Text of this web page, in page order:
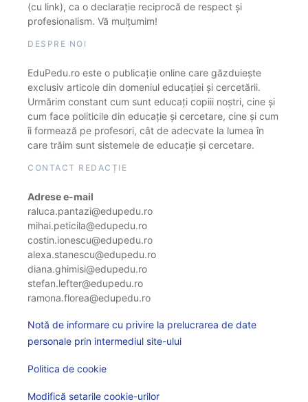
(cu link), ca o declarație reciprocă de respect și
profesionalism. Vă mulțumim!
DESPRE NOI
EduPedu.ro este o publicație online care găzduiește
exclusiv articole din domeniul educației și cercetării.
Urmărim constant cum sunt educați copiii noștri, cine și
cum face politicile din educație și cercetare, cine și cum
îi formează pe profesori, cât de adecvate la lumea în
care trăim sunt sistemele de educație și cercetare.
CONTACT REDACȚIE
Adrese e-mail
raluca.pantazi@edupedu.ro
mihai.peticila@edupedu.ro
costin.ionescu@edupedu.ro
alexa.stanescu@edupedu.ro
diana.ghimisi@edupedu.ro
stefan.lefter@edupedu.ro
ramona.florea@edupedu.ro
Notă de informare cu privire la prelucrarea de date
personale prin intermediul site-ului
Politica de cookie
Modifică setarile cookie-urilor